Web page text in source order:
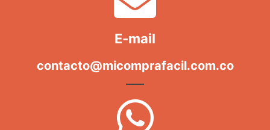
E-mail
contacto@micomprafacil.com.co